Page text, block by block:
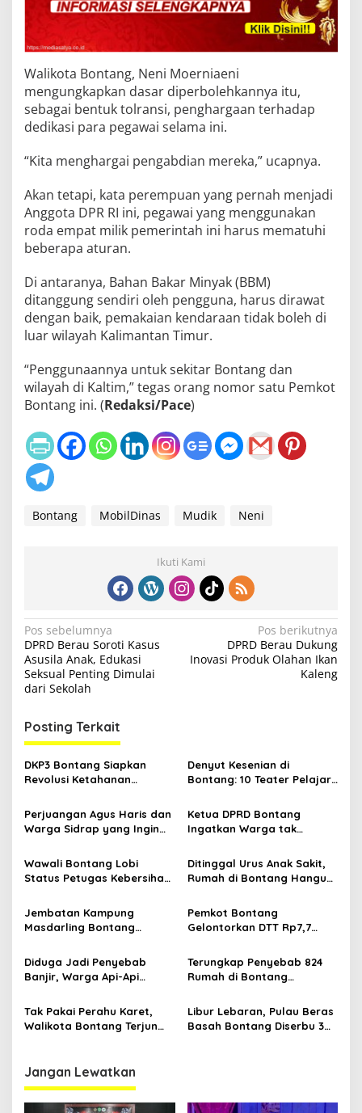
Walikota Bontang, Neni Moerniaeni
mengungkapkan dasar diperbolehkannya itu,
sebagai bentuk tolransi, penghargaan terhadap
dedikasi para pegawai selama ini.
“Kita menghargai pengabdian mereka,” ucapnya.
Akan tetapi, kata perempuan yang pernah menjadi
Anggota DPR RI ini, pegawai yang menggunakan
roda empat milik pemerintah ini harus mematuhi
beberapa aturan.
Di antaranya, Bahan Bakar Minyak (BBM)
ditanggung sendiri oleh pengguna, harus dirawat
dengan baik, pemakaian kendaraan tidak boleh di
luar wilayah Kalimantan Timur.
“Penggunaannya untuk sekitar Bontang dan
wilayah di Kaltim,” tegas orang nomor satu Pemkot
Bontang ini. (Redaksi/Pace)
Bontang MobilDinas Mudik Neni
Ikuti Kami
N
a
v
i
g
a
s
i
p
o
s
Pos sebelumnya
DPRD Berau Soroti Kasus
Asusila Anak, Edukasi
Seksual Penting Dimulai
dari Sekolah
Pos berikutnya
DPRD Berau Dukung
Inovasi Produk Olahan Ikan
Kaleng
Posting Terkait
DKP3 Bontang Siapkan
Revolusi Ketahanan
Smartani Jadi Senjata
Denyut Kesenian di
Bontang: 10 Teater Pelajar
Proses Bernama AKSARA
Perjuangan Agus Haris dan
Warga Sidrap yang Ingin
Bontang
Ketua DPRD Bontang
Ingatkan Warga tak
Soal Sengketa Batas
Kampung Sidrap
Wawali Bontang Lobi
Status Petugas Kebersihan,
Kemenpan-RB
Ditinggal Urus Anak Sakit,
Rumah di Bontang Hangus
Jembatan Kampung
Masdarling Bontang
Pemkot Bontang
Gelontorkan DTT Rp7,7
Kelurahan Api-Api
Diduga Jadi Penyebab
Banjir, Warga Api-Api
Longsoran di Tepi Turap
Terungkap Penyebab 824
Rumah di Bontang
Tak Pakai Perahu Karet,
Walikota Bontang Terjun
Libur Lebaran, Pulau Beras
Basah Bontang Diserbu 3
Jangan Lewatkan